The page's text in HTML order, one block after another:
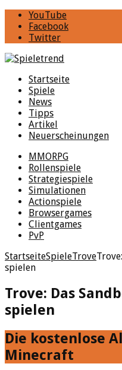
YouTube
Facebook
Twitter
Startseite
Spiele
News
Tipps
Artikel
Neuerscheinungen
MMORPG
Rollenspiele
Strategiespiele
Simulationen
Actionspiele
Browsergames
Clientgames
PvP
StartseiteSpieleTrove
spielen
Trove: Das
spielen
Die kostenlose
Minecraft